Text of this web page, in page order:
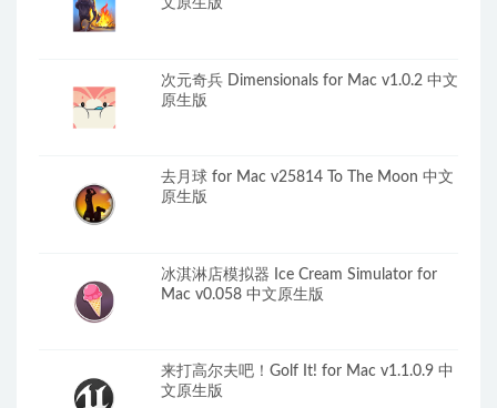
文原生版
次元奇兵 Dimensionals for Mac v1.0.2 中文
原生版
去月球 for Mac v25814 To The Moon 中文
原生版
冰淇淋店模拟器 Ice Cream Simulator for
Mac v0.058 中文原生版
来打高尔夫吧！Golf It! for Mac v1.1.0.9 中
文原生版